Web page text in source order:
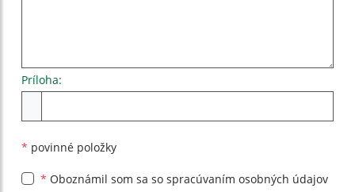
Príloha:
* povinné položky
* Oboznámil som sa so spracúvaním osobných údajov